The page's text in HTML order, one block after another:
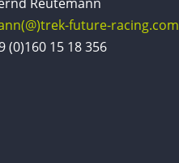
future-racing.com
(0)160 15 18 356